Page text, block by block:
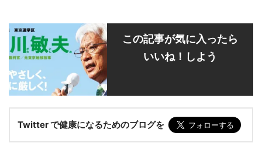
この記事が気に入ったら
いいね！しよう
Twitter で健康になるためのブログを